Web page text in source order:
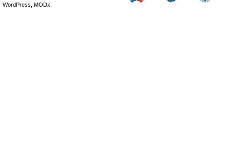
WordPress, MODx.